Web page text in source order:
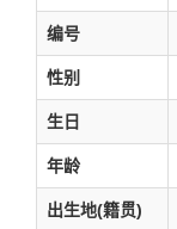
编号
性别
生日
年龄
出生地(籍贯)